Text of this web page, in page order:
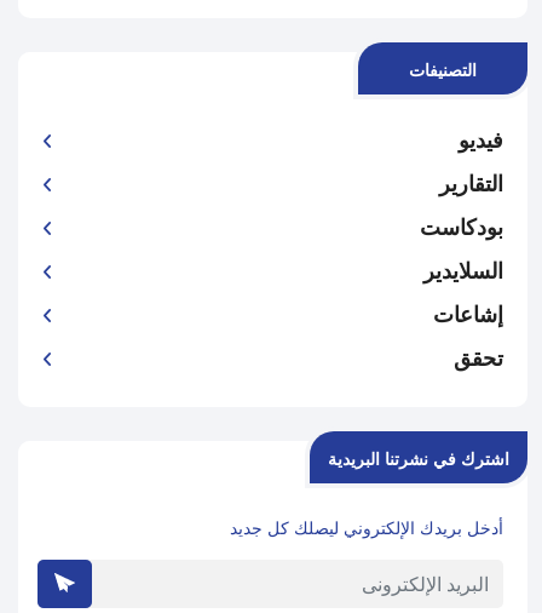
التصنيفات
فيديو
التقارير
بودكاست
السلايدير
إشاعات
تحقق
اشترك في نشرتنا البريدية
أدخل بريدك الإلكتروني ليصلك كل جديد